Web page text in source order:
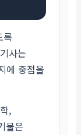
록
사는
에 중점을
,
물은